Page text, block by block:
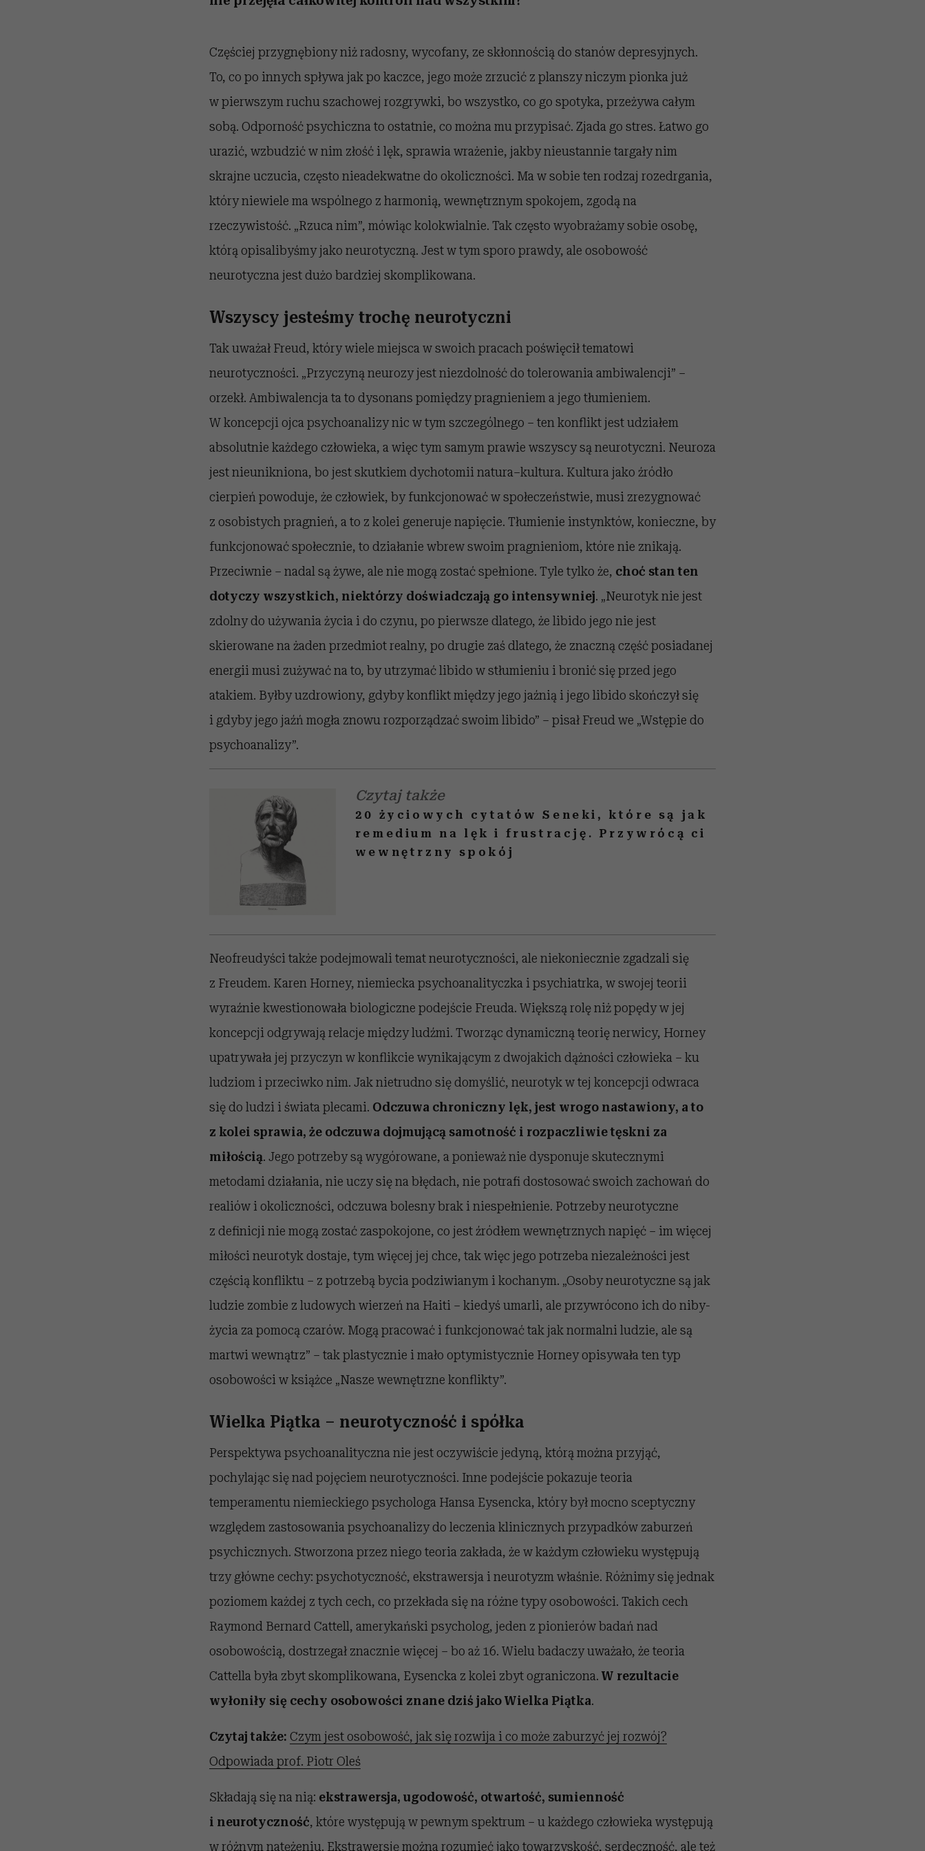
Częściej przygnębiony niż radosny, wycofany, ze skłonnością do stanów depresyjnych.
To, co po innych spływa jak po kaczce, jego może zrzucić z planszy niczym pionka już
w pierwszym ruchu szachowej rozgrywki, bo wszystko, co go spotyka, przeżywa całym
sobą. Odporność psychiczna to ostatnie, co można mu przypisać. Zjada go stres. Łatwo go
urazić, wzbudzić w nim złość i lęk, sprawia wrażenie, jakby nieustannie targały nim
skrajne uczucia, często nieadekwatne do okoliczności. Ma w sobie ten rodzaj rozedrgania,
który niewiele ma wspólnego z harmonią, wewnętrznym spokojem, zgodą na
rzeczywistość. „Rzuca nim”, mówiąc kolokwialnie. Tak często wyobrażamy sobie osobę,
którą opisalibyśmy jako neurotyczną. Jest w tym sporo prawdy, ale osobowość
neurotyczna jest dużo bardziej skomplikowana.
Wszyscy jesteśmy trochę neurotyczni
Tak uważał Freud, który wiele miejsca w swoich pracach poświęcił tematowi
neurotyczności. „Przyczyną neurozy jest niezdolność do tolerowania ambiwalencji” –
orzekł. Ambiwalencja ta to dysonans pomiędzy pragnieniem a jego tłumieniem.
W koncepcji ojca psychoanalizy nic w tym szczególnego – ten konflikt jest udziałem
absolutnie każdego człowieka, a więc tym samym prawie wszyscy są neurotyczni. Neuroza
jest nieunikniona, bo jest skutkiem dychotomii natura–kultura. Kultura jako źródło
cierpień powoduje, że człowiek, by funkcjonować w społeczeństwie, musi zrezygnować
z osobistych pragnień, a to z kolei generuje napięcie. Tłumienie instynktów, konieczne, by
funkcjonować społecznie, to działanie wbrew swoim pragnieniom, które nie znikają.
Przeciwnie – nadal są żywe, ale nie mogą zostać spełnione. Tyle tylko że, choć stan ten
dotyczy wszystkich, niektórzy doświadczają go intensywniej. „Neurotyk nie jest
zdolny do używania życia i do czynu, po pierwsze dlatego, że libido jego nie jest
skierowane na żaden przedmiot realny, po drugie zaś dlatego, że znaczną część posiadanej
energii musi zużywać na to, by utrzymać libido w stłumieniu i bronić się przed jego
atakiem. Byłby uzdrowiony, gdyby konflikt między jego jaźnią i jego libido skończył się
i gdyby jego jaźń mogła znowu rozporządzać swoim libido” – pisał Freud we „Wstępie do
psychoanalizy”.
Czytaj także
20 życiowych cytatów Seneki, które są jak
remedium na lęk i frustrację. Przywrócą ci
wewnętrzny spokój
Neofreudyści także podejmowali temat neurotyczności, ale niekoniecznie zgadzali się
z Freudem. Karen Horney, niemiecka psychoanalityczka i psychiatrka, w swojej teorii
wyraźnie kwestionowała biologiczne podejście Freuda. Większą rolę niż popędy w jej
koncepcji odgrywają relacje między ludźmi. Tworząc dynamiczną teorię nerwicy, Horney
upatrywała jej przyczyn w konflikcie wynikającym z dwojakich dążności człowieka – ku
ludziom i przeciwko nim. Jak nietrudno się domyślić, neurotyk w tej koncepcji odwraca
się do ludzi i świata plecami. Odczuwa chroniczny lęk, jest wrogo nastawiony, a to
z kolei sprawia, że odczuwa dojmującą samotność i rozpaczliwie tęskni za
miłością. Jego potrzeby są wygórowane, a ponieważ nie dysponuje skutecznymi
metodami działania, nie uczy się na błędach, nie potrafi dostosować swoich zachowań do
realiów i okoliczności, odczuwa bolesny brak i niespełnienie. Potrzeby neurotyczne
z definicji nie mogą zostać zaspokojone, co jest źródłem wewnętrznych napięć – im więcej
miłości neurotyk dostaje, tym więcej jej chce, tak więc jego potrzeba niezależności jest
częścią konfliktu – z potrzebą bycia podziwianym i kochanym. „Osoby neurotyczne są jak
ludzie zombie z ludowych wierzeń na Haiti – kiedyś umarli, ale przywrócono ich do niby-
życia za pomocą czarów. Mogą pracować i funkcjonować tak jak normalni ludzie, ale są
martwi wewnątrz” – tak plastycznie i mało optymistycznie Horney opisywała ten typ
osobowości w książce „Nasze wewnętrzne konflikty”.
Wielka Piątka – neurotyczność i spółka
Perspektywa psychoanalityczna nie jest oczywiście jedyną, którą można przyjąć,
pochylając się nad pojęciem neurotyczności. Inne podejście pokazuje teoria
temperamentu niemieckiego psychologa Hansa Eysencka, który był mocno sceptyczny
względem zastosowania psychoanalizy do leczenia klinicznych przypadków zaburzeń
psychicznych. Stworzona przez niego teoria zakłada, że w każdym człowieku występują
trzy główne cechy: psychotyczność, ekstrawersja i neurotyzm właśnie. Różnimy się jednak
poziomem każdej z tych cech, co przekłada się na różne typy osobowości. Takich cech
Raymond Bernard Cattell, amerykański psycholog, jeden z pionierów badań nad
osobowością, dostrzegał znacznie więcej – bo aż 16. Wielu badaczy uważało, że teoria
Cattella była zbyt skomplikowana, Eysencka z kolei zbyt ograniczona. W rezultacie
wyłoniły się cechy osobowości znane dziś jako Wielka Piątka.
Czytaj także: Czym jest osobowość, jak się rozwija i co może zaburzyć jej rozwój?
Odpowiada prof. Piotr Oleś
Składają się na nią: ekstrawersja, ugodowość, otwartość, sumienność
i neurotyczność, które występują w pewnym spektrum – u każdego człowieka występują
w różnym natężeniu. Ekstrawersję można rozumieć jako towarzyskość, serdeczność, ale też